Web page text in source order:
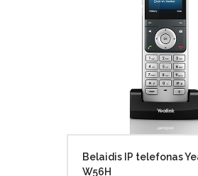
Belaidis IP telefonas
W56H